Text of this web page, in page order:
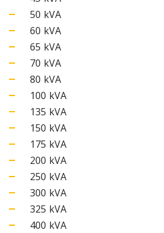
50 kVA
60 kVA
65 kVA
70 kVA
80 kVA
100 kVA
135 kVA
150 kVA
175 kVA
200 kVA
250 kVA
300 kVA
325 kVA
400 kVA